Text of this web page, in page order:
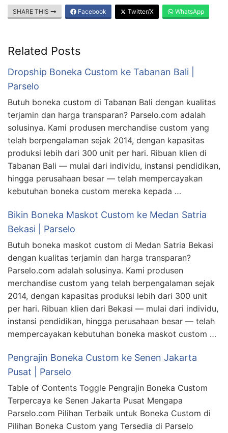
SHARE THIS Facebook Twitter/X WhatsApp
Related Posts
Dropship Boneka Custom ke Tabanan Bali |
Parselo
Butuh boneka custom di Tabanan Bali dengan kualitas
terjamin dan harga transparan? Parselo.com adalah
solusinya. Kami produsen merchandise custom yang
telah berpengalaman sejak 2014, dengan kapasitas
produksi lebih dari 300 unit per hari. Ribuan klien di
Tabanan Bali — mulai dari individu, instansi pendidikan,
hingga perusahaan besar — telah mempercayakan
kebutuhan boneka custom mereka kepada …
Bikin Boneka Maskot Custom ke Medan Satria
Bekasi | Parselo
Butuh boneka maskot custom di Medan Satria Bekasi
dengan kualitas terjamin dan harga transparan?
Parselo.com adalah solusinya. Kami produsen
merchandise custom yang telah berpengalaman sejak
2014, dengan kapasitas produksi lebih dari 300 unit
per hari. Ribuan klien dari Bekasi — mulai dari individu,
instansi pendidikan, hingga perusahaan besar — telah
mempercayakan kebutuhan boneka maskot custom …
Pengrajin Boneka Custom ke Senen Jakarta
Pusat | Parselo
Table of Contents Toggle Pengrajin Boneka Custom
Terpercaya ke Senen Jakarta Pusat Mengapa
Parselo.com Pilihan Terbaik untuk Boneka Custom di
Pilihan Boneka Custom yang Tersedia di Parselo